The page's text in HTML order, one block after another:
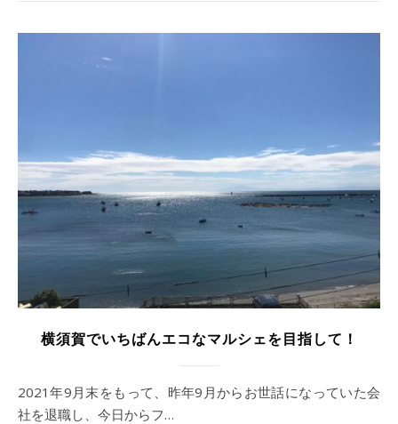
横須賀でいちばんエコなマルシェを目指して！
2021年9月末をもって、昨年9月からお世話になっていた会
社を退職し、今日からフ…